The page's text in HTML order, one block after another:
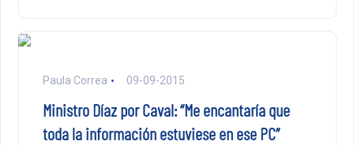
Paula Correa 09-09-2015
Ministro Díaz por Caval: “Me encantaría que
toda la información estuviese en ese PC”